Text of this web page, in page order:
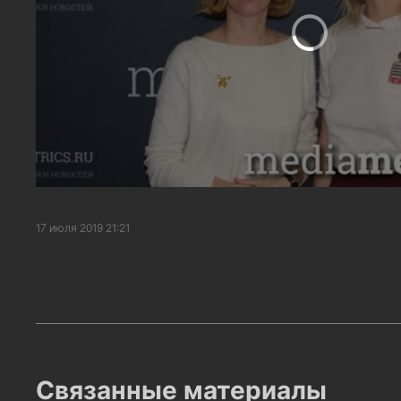
17 июля 2019 21:21
Связанные материалы